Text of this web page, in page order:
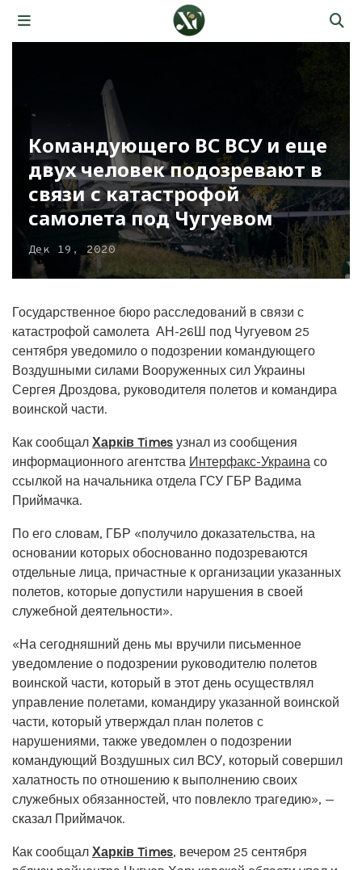
Командующего ВС ВСУ и еще
двух человек подозревают в
связи с катастрофой
самолета под Чугуевом
Дек 19, 2020
Государственное бюро расследований в связи с
катастрофой самолета АН-26Ш под Чугуевом 25
сентября уведомило о подозрении командующего
Воздушными силами Вооруженных сил Украины
Сергея Дроздова, руководителя полетов и командира
воинской части.
Как сообщал Харків Times узнал из сообщения
информационного агентства Интерфакс-Украина со
ссылкой на начальника отдела ГСУ ГБР Вадима
Приймачка.
По его словам, ГБР «получило доказательства, на
основании которых обоснованно подозреваются
отдельные лица, причастные к организации указанных
полетов, которые допустили нарушения в своей
служебной деятельности».
«На сегодняшний день мы вручили письменное
уведомление о подозрении руководителю полетов
воинской части, который в этот день осуществлял
управление полетами, командиру указанной воинской
части, который утверждал план полетов с
нарушениями, также уведомлен о подозрении
командующий Воздушных сил ВСУ, который совершил
халатность по отношению к выполнению своих
служебных обязанностей, что повлекло трагедию», —
сказал Приймачок.
Как сообщал Харків Times, вечером 25 сентября